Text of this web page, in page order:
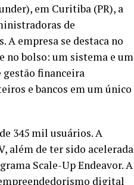
em Curitiba (PR), a
de
empresa se destaca no
no bolso: um sistema e um
financeira
e bancos em um único
345 mil usuários. A
além de ter sido acelerada
Scale-Up Endeavor. A
digital